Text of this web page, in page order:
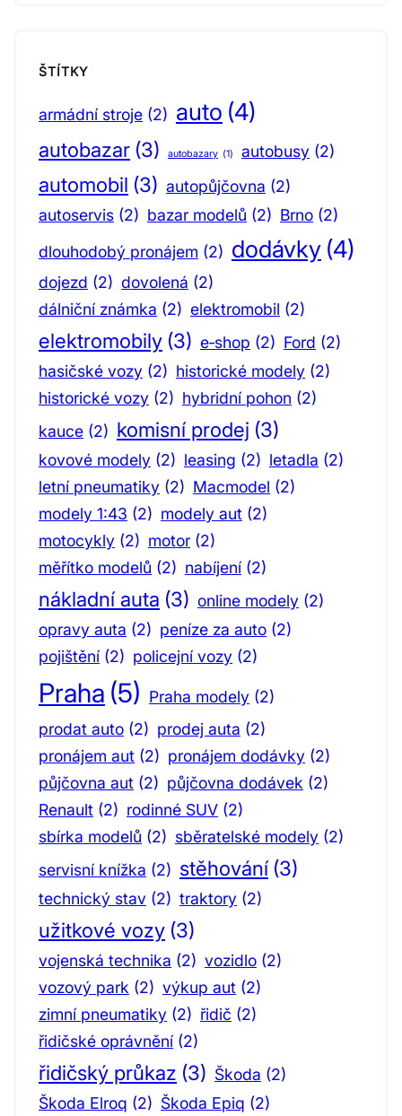
ŠTÍTKY
armádní stroje (2) auto (4)
autobazar (3) autobazary (1) autobusy (2)
automobil (3) autopůjčovna (2)
autoservis (2) bazar modelů (2) Brno (2)
dlouhodobý pronájem (2) dodávky (4)
dojezd (2) dovolená (2)
dálniční známka (2) elektromobil (2)
elektromobily (3) e‑shop (2) Ford (2)
hasičské vozy (2) historické modely (2)
historické vozy (2) hybridní pohon (2)
kauce (2) komisní prodej (3)
kovové modely (2) leasing (2) letadla (2)
letní pneumatiky (2) Macmodel (2)
modely 1:43 (2) modely aut (2)
motocykly (2) motor (2)
měřítko modelů (2) nabíjení (2)
nákladní auta (3) online modely (2)
opravy auta (2) peníze za auto (2)
pojištění (2) policejní vozy (2)
Praha (5) Praha modely (2)
prodat auto (2) prodej auta (2)
pronájem aut (2) pronájem dodávky (2)
půjčovna aut (2) půjčovna dodávek (2)
Renault (2) rodinné SUV (2)
sbírka modelů (2) sběratelské modely (2)
servisní knížka (2) stěhování (3)
technický stav (2) traktory (2)
užitkové vozy (3)
vojenská technika (2) vozidlo (2)
vozový park (2) výkup aut (2)
zimní pneumatiky (2) řidič (2)
řidičské oprávnění (2)
řidičský průkaz (3) Škoda (2)
Škoda Elroq (2) Škoda Epiq (2)